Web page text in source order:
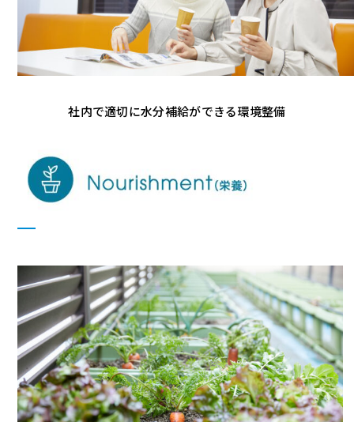
社内で適切に水分補給ができる環境整備